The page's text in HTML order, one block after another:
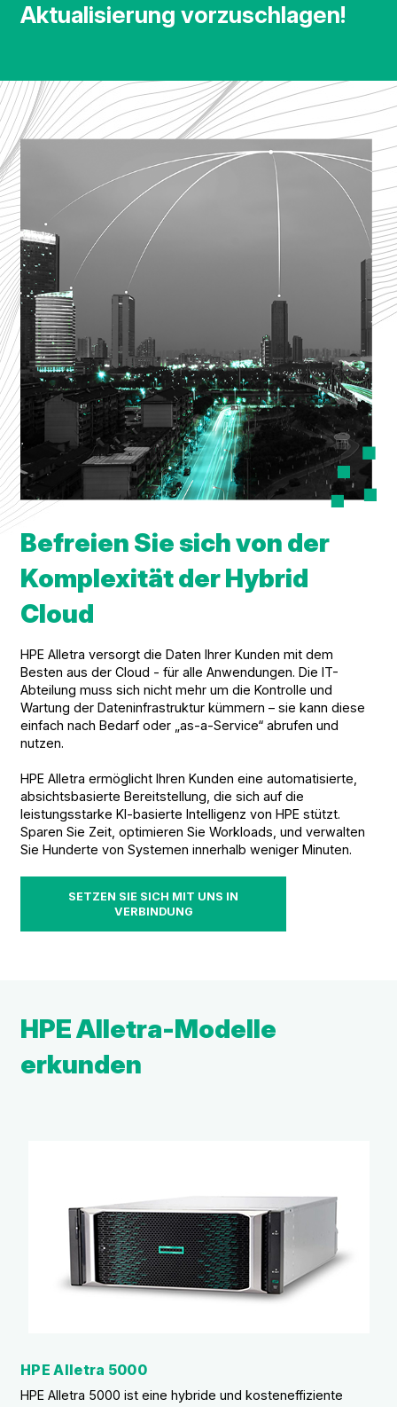
Aktualisierung vorzuschlagen!
Befreien Sie sich von der
Komplexität der Hybrid
Cloud
HPE Alletra versorgt die Daten Ihrer Kunden mit dem
Besten aus der Cloud - für alle Anwendungen. Die IT-
Abteilung muss sich nicht mehr um die Kontrolle und
Wartung der Dateninfrastruktur kümmern – sie kann diese
einfach nach Bedarf oder „as-a-Service“ abrufen und
nutzen.
HPE Alletra ermöglicht Ihren Kunden eine automatisierte,
absichtsbasierte Bereitstellung, die sich auf die
leistungsstarke KI-basierte Intelligenz von HPE stützt.
Sparen Sie Zeit, optimieren Sie Workloads, und verwalten
Sie Hunderte von Systemen innerhalb weniger Minuten.
SETZEN SIE SICH MIT UNS IN
VERBINDUNG
HPE Alletra-Modelle
erkunden
HPE Alletra 5000
HPE Alletra 5000 ist eine hybride und kosteneffiziente